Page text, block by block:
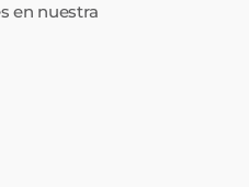
en nuestra